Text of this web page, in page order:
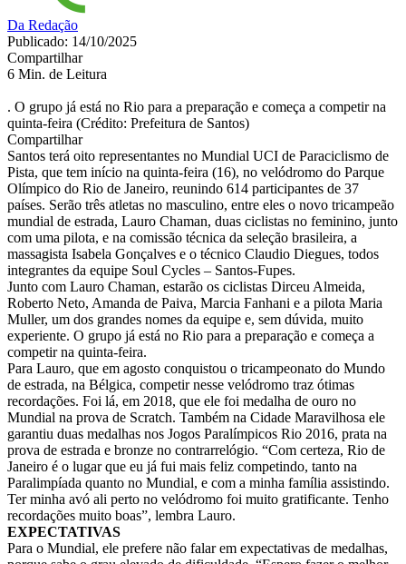
Da Redação
Publicado: 14/10/2025
Compartilhar
6 Min. de Leitura
. O grupo já está no Rio para a preparação e começa a competir na
quinta-feira (Crédito: Prefeitura de Santos)
Compartilhar
Santos terá oito representantes no Mundial UCI de Paraciclismo de
Pista, que tem início na quinta-feira (16), no velódromo do Parque
Olímpico do Rio de Janeiro, reunindo 614 participantes de 37
países. Serão três atletas no masculino, entre eles o novo tricampeão
mundial de estrada, Lauro Chaman, duas ciclistas no feminino, junto
com uma pilota, e na comissão técnica da seleção brasileira, a
massagista Isabela Gonçalves e o técnico Claudio Diegues, todos
integrantes da equipe Soul Cycles – Santos-Fupes.
Junto com Lauro Chaman, estarão os ciclistas Dirceu Almeida,
Roberto Neto, Amanda de Paiva, Marcia Fanhani e a pilota Maria
Muller, um dos grandes nomes da equipe e, sem dúvida, muito
experiente. O grupo já está no Rio para a preparação e começa a
competir na quinta-feira.
Para Lauro, que em agosto conquistou o tricampeonato do Mundo
de estrada, na Bélgica, competir nesse velódromo traz ótimas
recordações. Foi lá, em 2018, que ele foi medalha de ouro no
Mundial na prova de Scratch. Também na Cidade Maravilhosa ele
garantiu duas medalhas nos Jogos Paralímpicos Rio 2016, prata na
prova de estrada e bronze no contrarrelógio. “Com certeza, Rio de
Janeiro é o lugar que eu já fui mais feliz competindo, tanto na
Paralimpíada quanto no Mundial, e com a minha família assistindo.
Ter minha avó ali perto no velódromo foi muito gratificante. Tenho
recordações muito boas”, lembra Lauro.
EXPECTATIVAS
Para o Mundial, ele prefere não falar em expectativas de medalhas,